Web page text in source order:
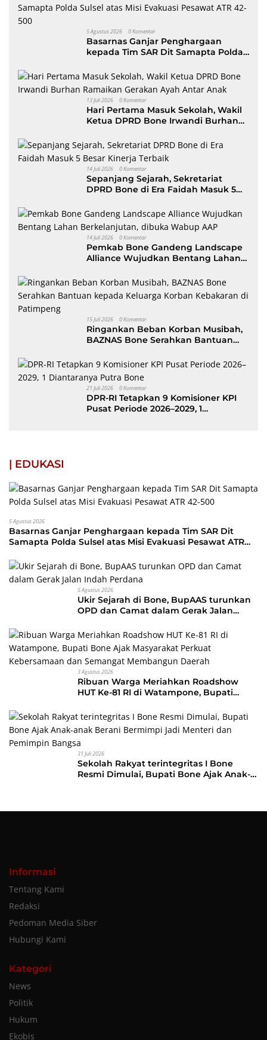
5 Agustus 2026 0 Komentar
Basarnas Ganjar Penghargaan
kepada Tim SAR Dit Samapta Polda
ATR 42-500
13 Juli 2026 0 Komentar
Hari Pertama Masuk Sekolah, Wakil
Ketua DPRD Bone Irwandi Burhan
14 Juli 2026 0 Komentar
Sepanjang Sejarah, Sekretariat
DPRD Bone di Era Faidah Masuk 5
14 Juli 2026 0 Komentar
Pemkab Bone Gandeng Landscape
Alliance Wujudkan Bentang Lahan
15 Juli 2026 0 Komentar
Ringankan Beban Korban Musibah,
BAZNAS Bone Serahkan Bantuan
di Patimpeng
21 Juli 2026 0 Komentar
DPR-RI Tetapkan 9 Komisioner KPI
Pusat Periode 2026–2029, 1
| EDUKASI
5 Agustus 2026
Basarnas Ganjar Penghargaan kepada Tim SAR Dit
Samapta Polda Sulsel atas Misi Evakuasi Pesawat ATR
5 Agustus 2026
Ukir Sejarah di Bone, BupAAS turunkan
OPD dan Camat dalam Gerak Jalan
3 Agustus 2026
Ribuan Warga Meriahkan Roadshow
HUT Ke-81 RI di Watampone, Bupati
Kebersamaan dan Semangat
Membangun Daerah
31 Juli 2026
Sekolah Rakyat terintegritas I Bone
Resmi Dimulai, Bupati Bone Ajak Anak-
Informasi
Tentang Kami
Redaksi
Pedoman Media Siber
Hubungi Kami
Kategori
News
Politik
Hukum
Ekobis